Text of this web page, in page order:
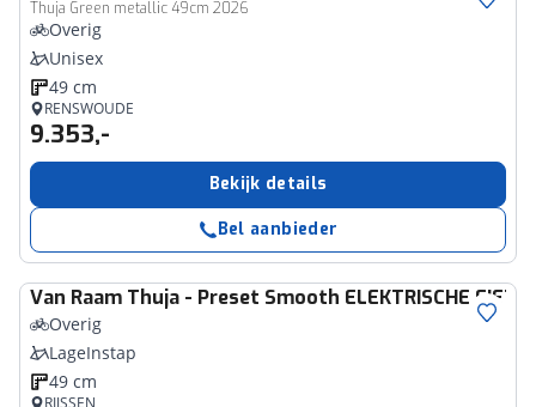
Thuja Green metallic 49cm 2026
Overig
Unisex
49 cm
RENSWOUDE
9.353,-
Bekijk details
Bel aanbieder
Van Raam Thuja - Preset Smooth ELEKTRISCHE
Overig
LageInstap
49 cm
RIJSSEN